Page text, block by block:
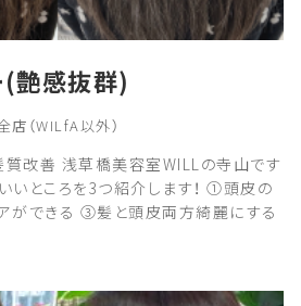
艶感抜群)
（WILfA以外）
質改善 浅草橋美容室WILLの寺山です
いところを3つ紹介します！ ①頭皮の
ができる ③髪と頭皮両方綺麗にする